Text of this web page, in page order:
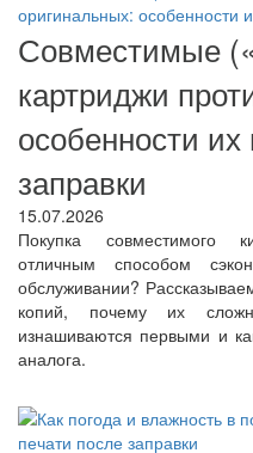
Совместимые
картриджи
особенности их
заправки
15.07.2026
Покупка совместимого
отличным способом
обслуживании?
копий, почему их
изнашиваются первыми и
аналога.